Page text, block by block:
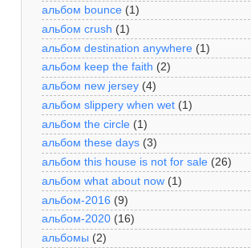
альбом bounce (1)
альбом crush (1)
альбом destination anywhere (1)
альбом keep the faith (2)
альбом new jersey (4)
альбом slippery when wet (1)
альбом the circle (1)
альбом these days (3)
альбом this house is not for sale (26)
альбом what about now (1)
альбом-2016 (9)
альбом-2020 (16)
альбомы (2)